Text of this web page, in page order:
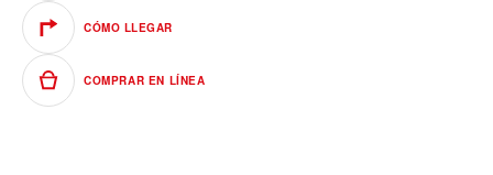
CÓMO LLEGAR
COMPRAR EN LÍNEA